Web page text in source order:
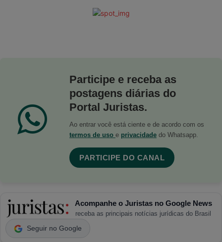
Participe e receba as
postagens diárias do
Portal Juristas.
Ao entrar você está ciente e de acordo com os
termos de uso e privacidade do Whatsapp.
PARTICIPE DO CANAL
Acompanhe o Juristas no Google News
receba as principais notícias jurídicas do Brasil
Seguir no Google